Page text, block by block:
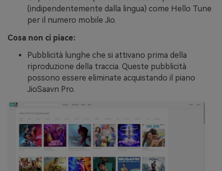
(indipendentemente dalla lingua) come Hello Tune
per il numero mobile Jio.
Cosa non ci piace:
Pubblicità lunghe che si attivano prima della
riproduzione della traccia. Queste pubblicità
possono essere eliminate acquistando il piano
JioSaavn Pro.